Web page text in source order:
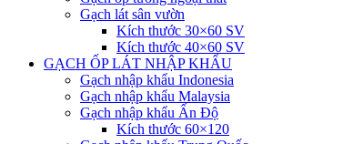
Gạch lát sân vườn
Kích thước 30×60 SV
Kích thước 40×60 SV
GẠCH ỐP LÁT NHẬP KHẨU
Gạch nhập khẩu Indonesia
Gạch nhập khẩu Malaysia
Gạch nhập khẩu Ấn Độ
Kích thước 60×120